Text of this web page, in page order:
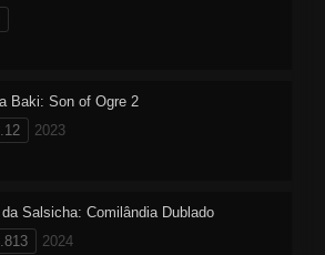
Baki: Son of Ogre 2
2023
Salsicha: Comilândia Dublado
2024